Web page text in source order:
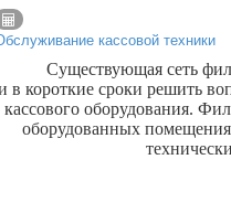
кассовой техники
Существующая сеть
в короткие сроки решить
кассового оборудования.
оборудованных